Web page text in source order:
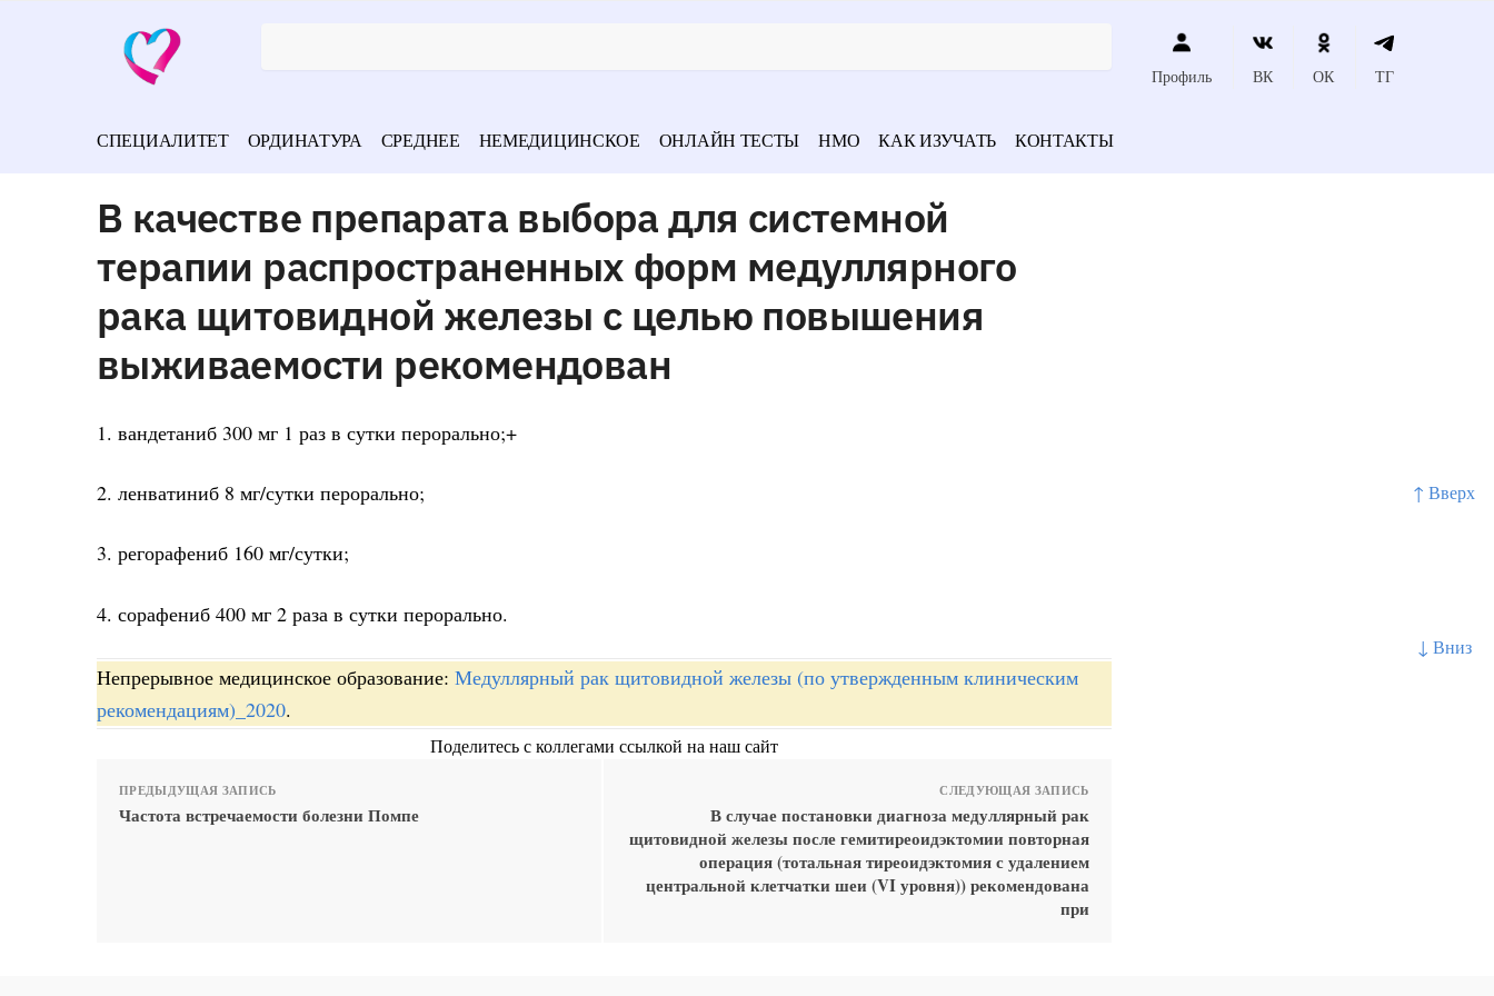
↑ Вверх
↓ Вниз
Профиль ВК ОК ТГ
СПЕЦИАЛИТЕТ ОРДИНАТУРА СРЕДНЕЕ НЕМЕДИЦИНСКОЕ ОНЛАЙН ТЕСТЫ НМО КАК ИЗУЧАТЬ КОНТАКТЫ
В качестве препарата выбора для системной
терапии распространенных форм медуллярного
рака щитовидной железы с целью повышения
выживаемости рекомендован
1. вандетаниб 300 мг 1 раз в сутки перорально;+
2. ленватиниб 8 мг/сутки перорально;
3. регорафениб 160 мг/сутки;
4. сорафениб 400 мг 2 раза в сутки перорально.
Непрерывное медицинское образование: Медуллярный рак щитовидной железы (по утвержденным клиническим
рекомендациям)_2020.
Поделитесь с коллегами ссылкой на наш сайт
ПРЕДЫДУЩАЯ ЗАПИСЬ
Частота встречаемости болезни Помпе
СЛЕДУЮЩАЯ ЗАПИСЬ
В случае постановки диагноза медуллярный рак
щитовидной железы после гемитиреоидэктомии повторная
операция (тотальная тиреоидэктомия с удалением
центральной клетчатки шеи (VI уровня)) рекомендована
при